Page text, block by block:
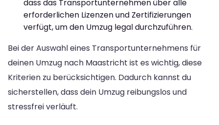
dass das Transportunternehmen über alle
erforderlichen Lizenzen und Zertifizierungen
verfügt, um den Umzug legal durchzuführen.
Bei der Auswahl eines Transportunternehmens für
deinen Umzug nach Maastricht ist es wichtig, diese
Kriterien zu berücksichtigen. Dadurch kannst du
sicherstellen, dass dein Umzug reibungslos und
stressfrei verläuft.